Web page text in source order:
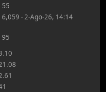
55
6,059 - 2-Ago-26, 14:14
95